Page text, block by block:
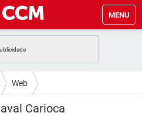
MENU
FACEBOOK
EXCEL
WHATSAPP
Web
Carioca